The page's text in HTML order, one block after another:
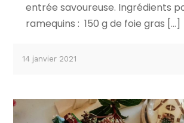
entrée savoureuse. Ingrédients
ramequins : 150 g de foie gras […]
14 janvier 2021